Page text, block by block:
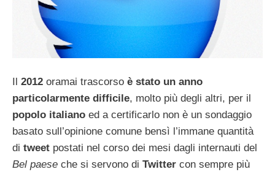
2012 oramai trascorso è stato un anno
particolarmente difficile, molto più degli altri, per il
popolo italiano ed a certificarlo non è un sondaggio
basato sull’opinione comune bensì l’immane quantità
di tweet postati nel corso dei mesi dagli internauti del
Bel paese che si servono di Twitter con sempre più